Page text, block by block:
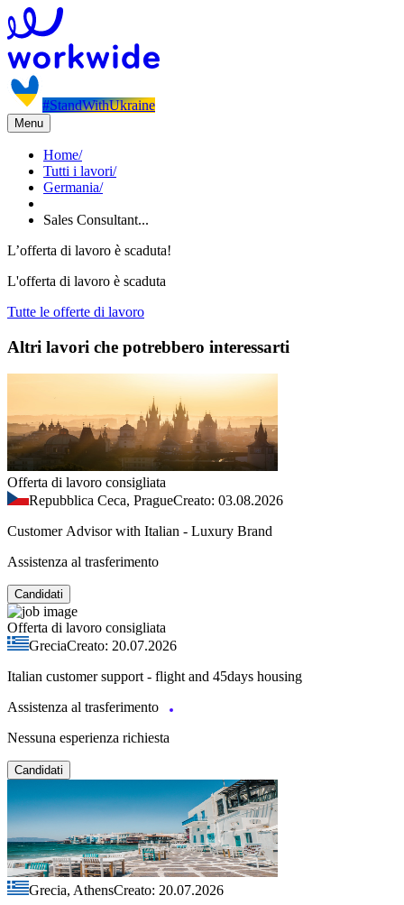
#StandWithUkraine
Menu
Home/
Tutti i lavori/
Germania/
Sales Consultant...
L’offerta di lavoro è scaduta!
L'offerta di lavoro è scaduta
Tutte le offerte di lavoro
Altri lavori che potrebbero interessarti
Offerta di lavoro consigliata
Repubblica Ceca, PragueCreato: 03.08.2026
Customer Advisor with Italian - Luxury Brand
Assistenza al trasferimento
Candidati
Offerta di lavoro consigliata
GreciaCreato: 20.07.2026
Italian customer support - flight and 45days housing
Assistenza al trasferimento
Nessuna esperienza richiesta
Candidati
Grecia, AthensCreato: 20.07.2026